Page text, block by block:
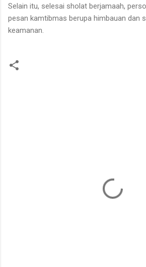
Selain itu, selesai sholat berjamaah,
pesan kamtibmas berupa himbauan dan
keamanan.